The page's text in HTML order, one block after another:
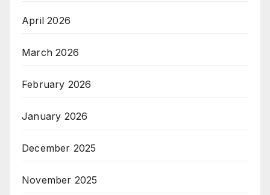
April 2026
March 2026
February 2026
January 2026
December 2025
November 2025